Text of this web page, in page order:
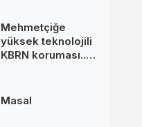
Mehmetçiğe
yüksek teknolojili
KBRN koruması...
Masal